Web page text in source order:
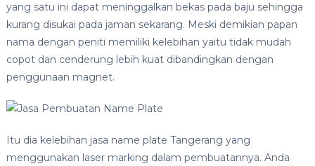
yang satu ini dapat meninggalkan bekas pada baju sehingga
kurang disukai pada jaman sekarang. Meski demikian papan
nama dengan peniti memiliki kelebihan yaitu tidak mudah
copot dan cenderung lebih kuat dibandingkan dengan
penggunaan magnet.
Itu dia kelebihan jasa name plate Tangerang yang
menggunakan laser marking dalam pembuatannya. Anda